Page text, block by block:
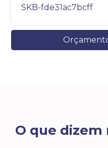
SKB-fde31ac7bcff
O que dizem